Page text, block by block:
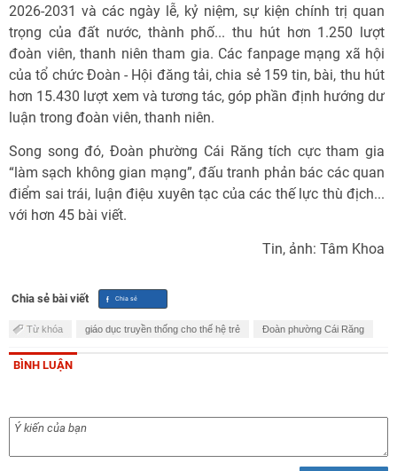
2026-2031 và các ngày lễ, kỷ niệm, sự kiện chính trị quan
trọng của đất nước, thành phố... thu hút hơn 1.250 lượt
đoàn viên, thanh niên tham gia. Các fanpage mạng xã hội
của tổ chức Đoàn - Hội đăng tải, chia sẻ 159 tin, bài, thu hút
hơn 15.430 lượt xem và tương tác, góp phần định hướng dư
luận trong đoàn viên, thanh niên.
Song song đó, Đoàn phường Cái Răng tích cực tham gia
“làm sạch không gian mạng”, đấu tranh phản bác các quan
điểm sai trái, luận điệu xuyên tạc của các thế lực thù địch...
với hơn 45 bài viết.
Tin, ảnh: Tâm Khoa
Chia sẻ bài viết
Từ khóa giáo dục truyền thống cho thế hệ trẻ Đoàn phường Cái Răng
BÌNH LUẬN